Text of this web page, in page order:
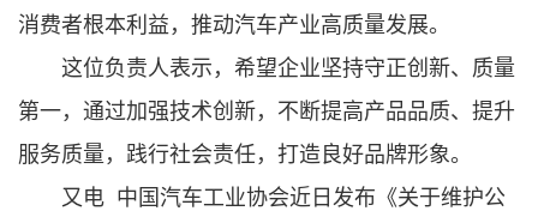
消费者根本利益，推动汽车产业高质量发展。
这位负责人表示，希望企业坚持守正创新、质量
第一，通过加强技术创新，不断提高产品品质、提升
服务质量，践行社会责任，打造良好品牌形象。
又电 中国汽车工业协会近日发布《关于维护公